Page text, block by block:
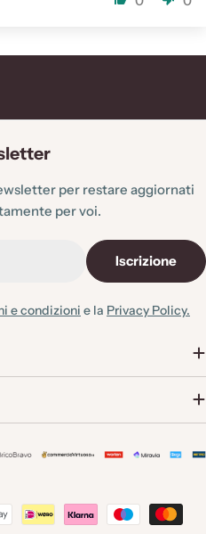
per restare aggiornati
per voi.
Iscrizione
e condizioni e la Privacy Policy.